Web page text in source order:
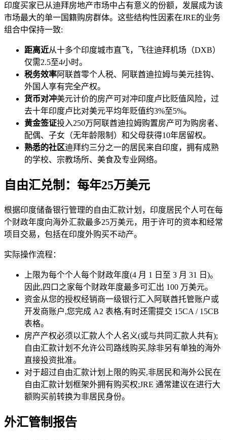
印度买家已从迪拜房地产市场中占有意义的份额，发展成为该
市场最大的单一国籍购房群体。这些结构性因素在JRE的业务
组合中保持一致:
距离近从十多个印度城市直飞，飞往迪拜机场（DXB）
仅需2.5至4小时。
税务效率阿联酋零个人税、阿联酋迪拉姆与美元挂钩、
外国人享有完全产权。
货币对冲美元计价的房产可对冲印度卢比贬值风险，过
去十年印度卢比对美元平均年贬值约3%至5%。
黄金签证投入250万阿联酋迪拉姆购置房产可为购房者、
配偶、子女（无年龄限制）和父母获得10年居留权。
熟悉的社区迪拜约三分之一的居民来自印度，拥有成熟
的学校、宗教场所、美食及专业网络。
自由汇兑制：每年25万美元
根据印度储备银行管理的自由汇款计划，印度居民个人可在每
个财政年度向海外汇款最多25万美元，用于许可的资本和经常
项目交易，包括在印度外购买不动产。
实际操作流程：
上限为每个个人每个财政年度(4 月 1 日至 3 月 31 日)。
因此,四口之家每个财政年度最多可汇出 100 万美元。
资金从您的授权经销商一级银行汇入阿联酋托管账户或
开发商账户,您完成 A2 表格,有时还需提交 15CA / 15CB
表格。
房产产权必须以汇款人个人名义(或与共同汇款人共有);
自由汇款计划不允许公司路线购买,除非另有单独的海外
直接投资批准。
对于超过自由汇款计划上限的购买,非居民和海外公民在
自由汇款计划框架外拥有购买权;JRE 通常建议在进行大
额购买前转换为非居民身份。
外汇管制报告